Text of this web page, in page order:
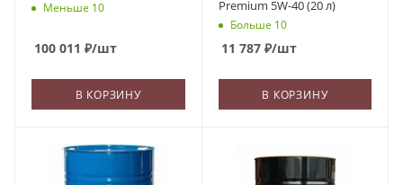
Меньше 10
100 011 ₽/шт
В КОРЗИНУ
Premium 5W-40 (20 л)
Больше 10
11 787₽/шт
В КОРЗИНУ